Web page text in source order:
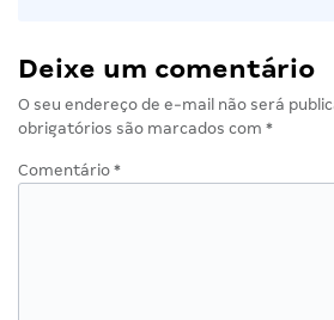
Deixe um comentário
O seu endereço de e-mail não será
obrigatórios são marcados com *
Comentário *